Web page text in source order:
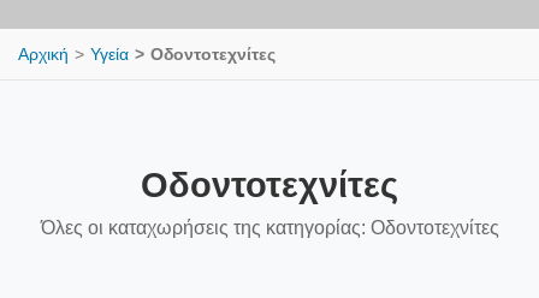
Αρχική Υγεία Οδοντοτεχνίτες
Οδοντοτεχνίτες
Όλες οι καταχωρήσεις της κατηγορίας: Οδοντοτεχνίτες